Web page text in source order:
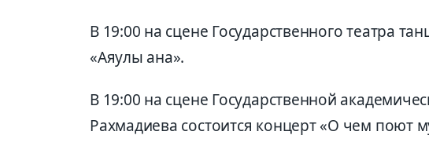
В 19:00 на сцене Государственного театра
«Аяулы ана».
В 19:00 на сцене Государственной
Рахмадиева состоится концерт «О чем поют